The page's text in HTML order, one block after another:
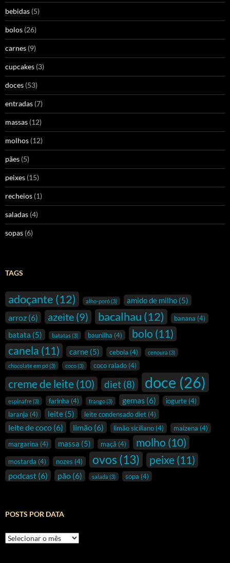
bebidas (5)
bolos (26)
carnes (9)
cupcakes (3)
doces (53)
entradas (7)
massas (12)
molhos (12)
pães (5)
peixes (15)
recheios (1)
saladas (4)
sopas (6)
TAGS
adoçante (12) alho-poró(3) amido de milho (5)
arroz (6) azeite (9) bacalhau (12) banana (4)
batata (5) batatas(3) baunilha (4) bolo (11)
canela (11) carne (5) cebola (4) cenoura (3)
chocolate em pó(3) coco(3) coco ralado (4)
creme de leite (10) diet (8) doce (26)
espinafre(3) farinha (4) frango(3) gemas (6) iogurte (4)
laranja (4) leite (5) leite condensado diet (4)
leite de coco (6) limão (6) limão siciliano (4) maizena (4)
margarina (4) massa (5) maçã (4) molho (10)
mostarda (4) nozes (4) ovos (13) peixe (11)
podcast (6) pão (6) salada (3) sopa (4)
POSTS POR DATA
Posts
por